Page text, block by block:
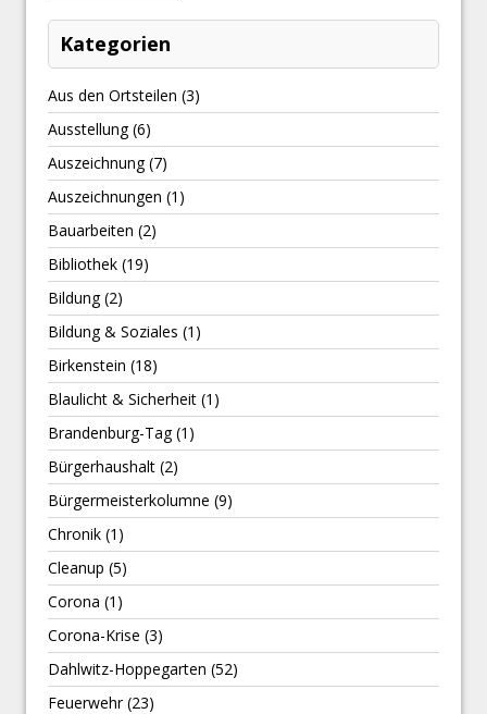
Kategorien
Aus den Ortsteilen (3)
Ausstellung(6)
Auszeichnung(7)
Auszeichnungen (1)
Bauarbeiten (2)
Bibliothek (19)
Bildung(2)
Bildung & Soziales (1)
Birkenstein (18)
Blaulicht & Sicherheit (1)
Brandenburg-Tag(1)
Bürgerhaushalt (2)
Bürgermeisterkolumne (9)
Chronik (1)
Cleanup (5)
Corona (1)
Corona-Krise (3)
Dahlwitz-Hoppegarten (52)
Feuerwehr(23)